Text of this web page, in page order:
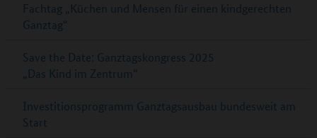
Fachtag „Küchen und Mensen für einen kindgerechten
Ganztag“
Save the Date: Ganztagskongress 2025
„Das Kind im Zentrum“
Investitionsprogramm Ganztagsausbau bundesweit am
Start